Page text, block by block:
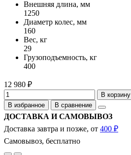
Внешняя длина, мм
1250
Диаметр колес, мм
160
Вес, кг
29
Грузоподъемность, кг
400
12 980 ₽
В корзину
В избранное
В сравнение
ДОСТАВКА И САМОВЫВОЗ
Доставка завтра и позже, от 400 ₽
Самовывоз, бесплатно